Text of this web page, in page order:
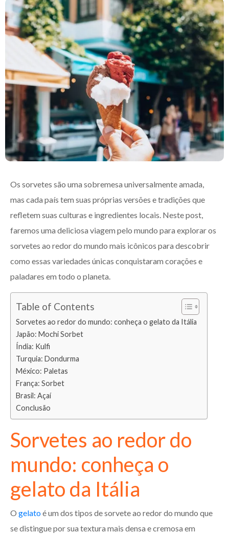
Os sorvetes são uma sobremesa universalmente amada,
mas cada país tem suas próprias versões e tradições que
refletem suas culturas e ingredientes locais. Neste post,
faremos uma deliciosa viagem pelo mundo para explorar os
sorvetes ao redor do mundo mais icônicos para descobrir
como essas variedades únicas conquistaram corações e
paladares em todo o planeta.
Table of Contents
Sorvetes ao redor do mundo: conheça o gelato da Itália
Japão: Mochi Sorbet
Índia: Kulfi
Turquia: Dondurma
México: Paletas
França: Sorbet
Brasil: Açaí
Conclusão
Sorvetes ao redor do
mundo: conheça o
gelato da Itália
O gelatoé um dos tipos de sorvete ao redor do mundo que
se distingue por sua textura mais densa e cremosa em